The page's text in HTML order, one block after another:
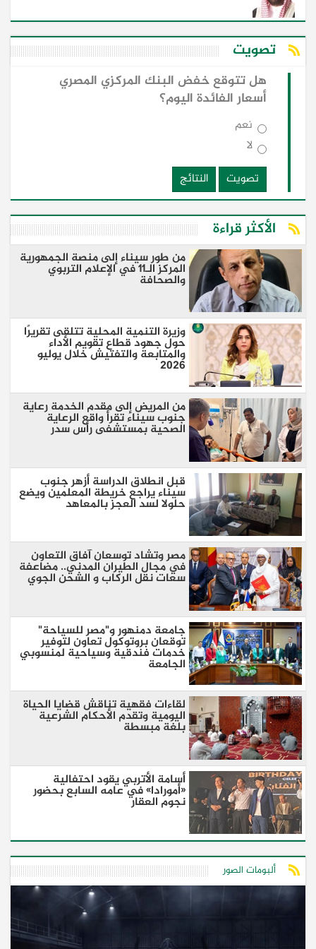
تصويت
هل تتوقع خفض البنك المركزي المصري
أسعار الفائدة اليوم؟
نعم
لا
تصويت
النتائج
الأكثر قراءة
من طور سيناء إلى منصة الجمهورية
المركز الـ11 في الإعلام التربوي
والصحافة
وزيرة التنمية المحلية تتلقى تقريرًا
حول جهود قطاع تقويم الأداء
والمتابعة والتفتيش خلال يوليو
2026
من المريض إلى مقدم الخدمة رعاية
جنوب سيناء تقرأ واقع الرعاية
الصحية بمستشفى رأس سدر
قبل انطلاق الدراسة أزهر جنوب
سيناء يراجع خريطة المعلمين ويضع
حلولا لسد العجز بالمعاهد
مصر وتشاد توسعان آفاق التعاون
في مجال الطيران المدني.. مضاعفة
سعات نقل الركاب و الشحن الجوي
جامعة دمنهور و"مصر للسياحة"
توقعان بروتوكول تعاون لتوفير
خدمات فندقية وسياحية لمنسوبي
الجامعة
لقاءات فقهية تناقش قضايا الحياة
اليومية وتقدم الأحكام الشرعية
بلغة مبسطة
أسامة الأتربي يقود احتفالية
«أمورادا» في عامه السابع بحضور
نجوم العقار
ألبومات الصور